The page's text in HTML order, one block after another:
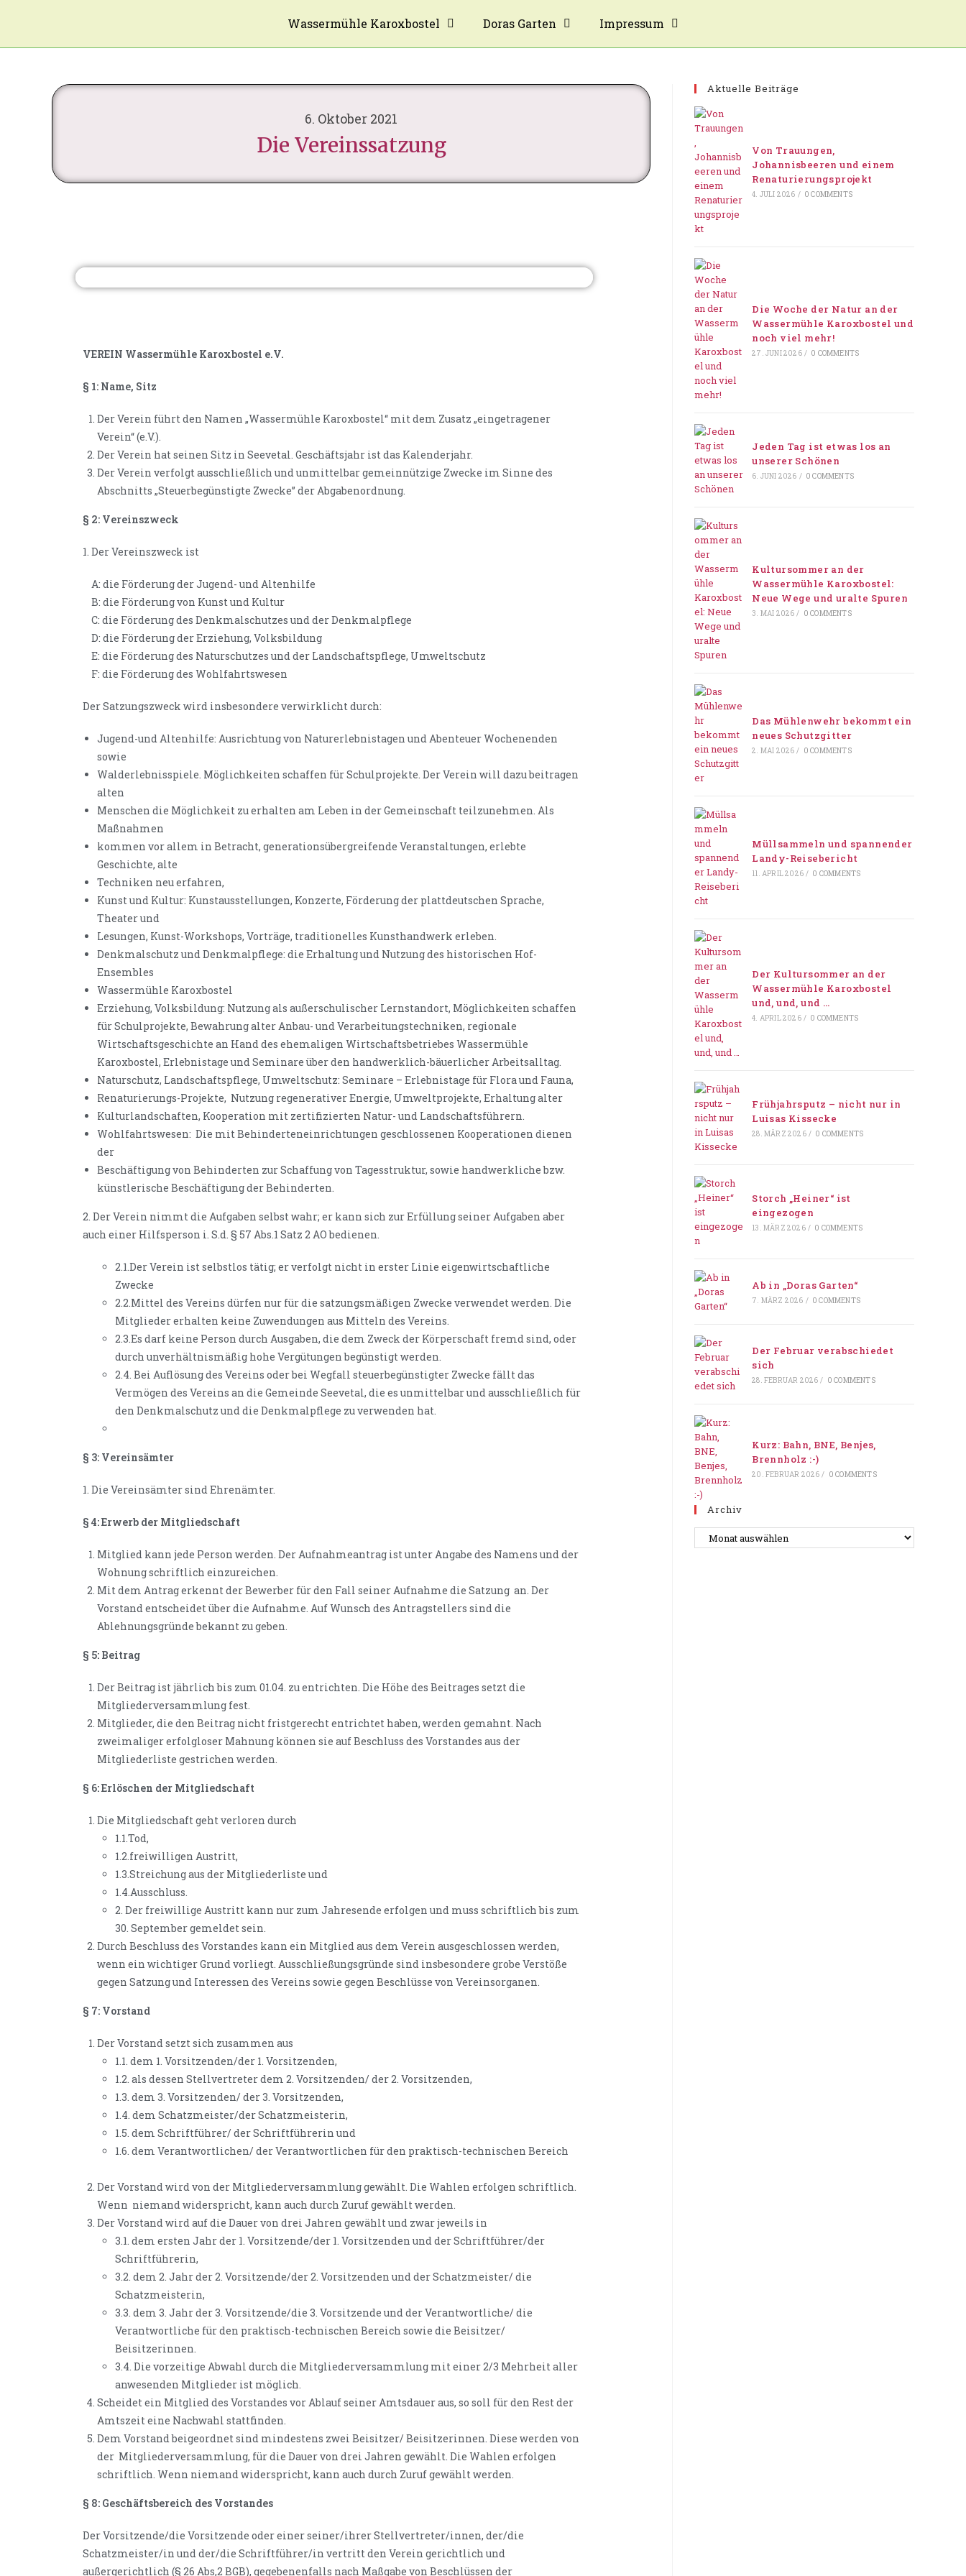
Wassermühle Karoxbostel Doras Garten Impressum
6. Oktober 2021
Die Vereinssatzung
VEREIN Wassermühle Karoxbostel e.V.
§ 1: Name, Sitz
Der Verein führt den Namen „Wassermühle Karoxbostel“ mit dem Zusatz „eingetragener
Verein“ (e.V.).
Der Verein hat seinen Sitz in Seevetal. Geschäftsjahr ist das Kalenderjahr.
Der Verein verfolgt ausschließlich und unmittelbar gemeinnützige Zwecke im Sinne des
Abschnitts „Steuerbegünstigte Zwecke” der Abgabenordnung.
§ 2: Vereinszweck
1. Der Vereinszweck ist
A: die Förderung der Jugend- und Altenhilfe
B: die Förderung von Kunst und Kultur
C: die Förderung des Denkmalschutzes und der Denkmalpflege
D: die Förderung der Erziehung, Volksbildung
E: die Förderung des Naturschutzes und der Landschaftspflege, Umweltschutz
F: die Förderung des Wohlfahrtswesen
Der Satzungszweck wird insbesondere verwirklicht durch:
Jugend-und Altenhilfe: Ausrichtung von Naturerlebnistagen und Abenteuer Wochenenden
sowie
Walderlebnisspiele. Möglichkeiten schaffen für Schulprojekte. Der Verein will dazu beitragen
alten
Menschen die Möglichkeit zu erhalten am Leben in der Gemeinschaft teilzunehmen. Als
Maßnahmen
kommen vor allem in Betracht, generationsübergreifende Veranstaltungen, erlebte
Geschichte, alte
Techniken neu erfahren,
Kunst und Kultur: Kunstausstellungen, Konzerte, Förderung der plattdeutschen Sprache,
Theater und
Lesungen, Kunst-Workshops, Vorträge, traditionelles Kunsthandwerk erleben.
Denkmalschutz und Denkmalpflege: die Erhaltung und Nutzung des historischen Hof-
Ensembles
Wassermühle Karoxbostel
Erziehung, Volksbildung: Nutzung als außerschulischer Lernstandort, Möglichkeiten schaffen
für Schulprojekte, Bewahrung alter Anbau- und Verarbeitungstechniken, regionale
Wirtschaftsgeschichte an Hand des ehemaligen Wirtschaftsbetriebes Wassermühle
Karoxbostel, Erlebnistage und Seminare über den handwerklich-bäuerlicher Arbeitsalltag.
Naturschutz, Landschaftspflege, Umweltschutz: Seminare – Erlebnistage für Flora und Fauna,
Renaturierungs-Projekte, Nutzung regenerativer Energie, Umweltprojekte, Erhaltung alter
Kulturlandschaften, Kooperation mit zertifizierten Natur- und Landschaftsführern.
Wohlfahrtswesen: Die mit Behinderteneinrichtungen geschlossenen Kooperationen dienen
der
Beschäftigung von Behinderten zur Schaffung von Tagesstruktur, sowie handwerkliche bzw.
künstlerische Beschäftigung der Behinderten.
2. Der Verein nimmt die Aufgaben selbst wahr; er kann sich zur Erfüllung seiner Aufgaben aber
auch einer Hilfsperson i. S.d. § 57 Abs.1 Satz 2 AO bedienen.
2.1.Der Verein ist selbstlos tätig; er verfolgt nicht in erster Linie eigenwirtschaftliche
Zwecke
2.2.Mittel des Vereins dürfen nur für die satzungsmäßigen Zwecke verwendet werden. Die
Mitglieder erhalten keine Zuwendungen aus Mitteln des Vereins.
2.3.Es darf keine Person durch Ausgaben, die dem Zweck der Körperschaft fremd sind, oder
durch unverhältnismäßig hohe Vergütungen begünstigt werden.
2.4. Bei Auflösung des Vereins oder bei Wegfall steuerbegünstigter Zwecke fällt das
Vermögen des Vereins an die Gemeinde Seevetal, die es unmittelbar und ausschließlich für
den Denkmalschutz und die Denkmalpflege zu verwenden hat.
§ 3: Vereinsämter
1. Die Vereinsämter sind Ehrenämter.
§ 4: Erwerb der Mitgliedschaft
Mitglied kann jede Person werden. Der Aufnahmeantrag ist unter Angabe des Namens und der
Wohnung schriftlich einzureichen.
Mit dem Antrag erkennt der Bewerber für den Fall seiner Aufnahme die Satzung an. Der
Vorstand entscheidet über die Aufnahme. Auf Wunsch des Antragstellers sind die
Ablehnungsgründe bekannt zu geben.
§ 5: Beitrag
Der Beitrag ist jährlich bis zum 01.04. zu entrichten. Die Höhe des Beitrages setzt die
Mitgliederversammlung fest.
Mitglieder, die den Beitrag nicht fristgerecht entrichtet haben, werden gemahnt. Nach
zweimaliger erfolgloser Mahnung können sie auf Beschluss des Vorstandes aus der
Mitgliederliste gestrichen werden.
§ 6: Erlöschen der Mitgliedschaft
Die Mitgliedschaft geht verloren durch
1.1.Tod,
1.2.freiwilligen Austritt,
1.3.Streichung aus der Mitgliederliste und
1.4.Ausschluss.
2. Der freiwillige Austritt kann nur zum Jahresende erfolgen und muss schriftlich bis zum
30. September gemeldet sein.
Durch Beschluss des Vorstandes kann ein Mitglied aus dem Verein ausgeschlossen werden,
wenn ein wichtiger Grund vorliegt. Ausschließungsgründe sind insbesondere grobe Verstöße
gegen Satzung und Interessen des Vereins sowie gegen Beschlüsse von Vereinsorganen.
§ 7: Vorstand
Der Vorstand setzt sich zusammen aus
1.1. dem 1. Vorsitzenden/der 1. Vorsitzenden,
1.2. als dessen Stellvertreter dem 2. Vorsitzenden/ der 2. Vorsitzenden,
1.3. dem 3. Vorsitzenden/ der 3. Vorsitzenden,
1.4. dem Schatzmeister/der Schatzmeisterin,
1.5. dem Schriftführer/ der Schriftführerin und
1.6. dem Verantwortlichen/ der Verantwortlichen für den praktisch-technischen Bereich
Der Vorstand wird von der Mitgliederversammlung gewählt. Die Wahlen erfolgen schriftlich.
Wenn niemand widerspricht, kann auch durch Zuruf gewählt werden.
Der Vorstand wird auf die Dauer von drei Jahren gewählt und zwar jeweils in
3.1. dem ersten Jahr der 1. Vorsitzende/der 1. Vorsitzenden und der Schriftführer/der
Schriftführerin,
3.2. dem 2. Jahr der 2. Vorsitzende/der 2. Vorsitzenden und der Schatzmeister/ die
Schatzmeisterin,
3.3. dem 3. Jahr der 3. Vorsitzende/die 3. Vorsitzende und der Verantwortliche/ die
Verantwortliche für den praktisch-technischen Bereich sowie die Beisitzer/
Beisitzerinnen.
3.4. Die vorzeitige Abwahl durch die Mitgliederversammlung mit einer 2/3 Mehrheit aller
anwesenden Mitglieder ist möglich.
Scheidet ein Mitglied des Vorstandes vor Ablauf seiner Amtsdauer aus, so soll für den Rest der
Amtszeit eine Nachwahl stattfinden.
Dem Vorstand beigeordnet sind mindestens zwei Beisitzer/ Beisitzerinnen. Diese werden von
der Mitgliederversammlung, für die Dauer von drei Jahren gewählt. Die Wahlen erfolgen
schriftlich. Wenn niemand widerspricht, kann auch durch Zuruf gewählt werden.
§ 8: Geschäftsbereich des Vorstandes
Der Vorsitzende/die Vorsitzende oder einer seiner/ihrer Stellvertreter/innen, der/die
Schatzmeister/in und der/die Schriftführer/in vertritt den Verein gerichtlich und
außergerichtlich (§ 26 Abs,2 BGB), gegebenenfalls nach Maßgabe von Beschlüssen der
Aktuelle Beiträge
Von Trauungen,
Johannisbeeren und einem
Renaturierungsprojekt
4. JULI 2026 / 0 COMMENTS
Die Woche der Natur an der
Wassermühle Karoxbostel und
noch viel mehr!
27. JUNI 2026 / 0 COMMENTS
Jeden Tag ist etwas los an
unserer Schönen
6. JUNI 2026 / 0 COMMENTS
Kultursommer an der
Wassermühle Karoxbostel:
Neue Wege und uralte Spuren
3. MAI 2026 / 0 COMMENTS
Das Mühlenwehr bekommt ein
neues Schutzgitter
2. MAI 2026 / 0 COMMENTS
Müllsammeln und spannender
Landy-Reisebericht
11. APRIL 2026 / 0 COMMENTS
Der Kultursommer an der
Wassermühle Karoxbostel
und, und, und …
4. APRIL 2026 / 0 COMMENTS
Frühjahrsputz – nicht nur in
Luisas Kissecke
28. MÄRZ 2026 / 0 COMMENTS
Storch „Heiner“ ist
eingezogen
13. MÄRZ 2026 / 0 COMMENTS
Ab in „Doras Garten“
7. MÄRZ 2026 / 0 COMMENTS
Der Februar verabschiedet
sich
28. FEBRUAR 2026 / 0 COMMENTS
Kurz: Bahn, BNE, Benjes,
Brennholz :-)
20. FEBRUAR 2026 / 0 COMMENTS
Archiv